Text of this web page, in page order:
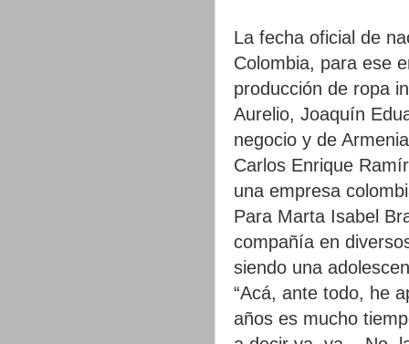
La fecha oficial de
Colombia, para ese
producción de ropa
Aurelio, Joaquín
negocio y de
Carlos Enrique
una empresa
Para Marta Isabel
compañía en
siendo una
“Acá, ante todo, he
años es mucho